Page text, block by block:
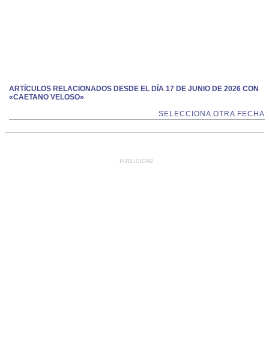
ARTÍCULOS RELACIONADOS DESDE EL DÍA 17 DE JUNIO DE 2026 CON
«CAETANO VELOSO»
SELECCIONA OTRA FECHA
PUBLICIDAD